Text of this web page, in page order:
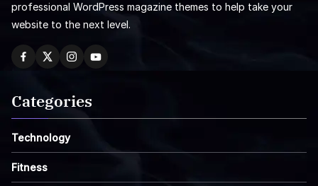
professional WordPress magazine themes to help take your
website to the next level.
Categories
Technology
Fitness